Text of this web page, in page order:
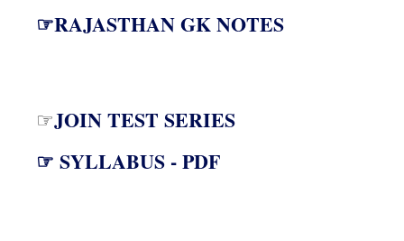
☞RAJASTHAN GK NOTES
☞JOIN TEST SERIES
☞ SYLLABUS - PDF